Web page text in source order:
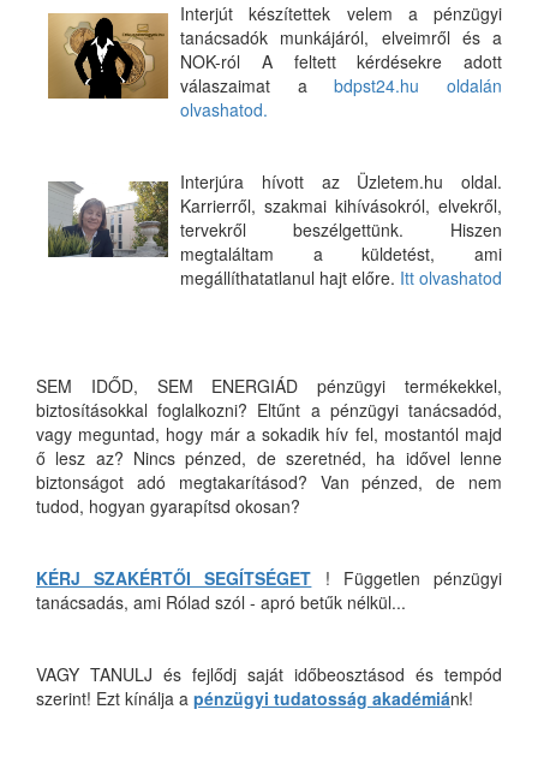
Interjút készítettek velem a pénzügyi
tanácsadók munkájáról, elveimről és a
NOK-ról A feltett kérdésekre adott
válaszaimat abdpst24.hu oldalán
olvashatod.
Interjúra hívott az Üzletem.hu oldal.
Karrierről, szakmai kihívásokról, elvekről,
tervekről beszélgettünk. Hiszen
megtaláltam a küldetést, ami
megállíthatatlanul hajt előre. Itt olvashatod
SEM IDŐD, SEM ENERGIÁD pénzügyi termékekkel,
biztosításokkal foglalkozni? Eltűnt a pénzügyi tanácsadód,
vagy meguntad, hogy már a sokadik hív fel, mostantól majd
ő lesz az? Nincs pénzed, de szeretnéd, ha idővel lenne
biztonságot adó megtakarításod? Van pénzed, de nem
tudod, hogyan gyarapítsd okosan?
KÉRJ SZAKÉRTŐI SEGÍTSÉGET ! Független pénzügyi
tanácsadás, ami Rólad szól - apró betűk nélkül...
VAGY TANULJ és fejlődj saját időbeosztásod és tempód
szerint! Ezt kínálja a pénzügyi tudatosság akadémiánk!